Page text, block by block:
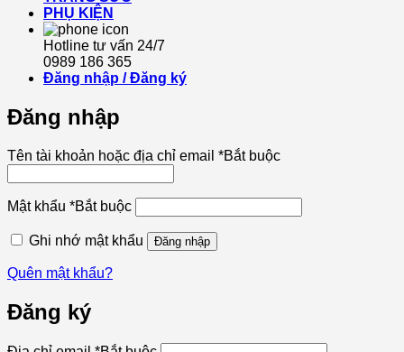
PHỤ KIỆN
Hotline tư vấn 24/7
0989 186 365
Đăng nhập / Đăng ký
Đăng nhập
Tên tài khoản hoặc địa chỉ email *Bắt buộc
Mật khẩu *Bắt buộc
Ghi nhớ mật khẩu Đăng nhập
Quên mật khẩu?
Đăng ký